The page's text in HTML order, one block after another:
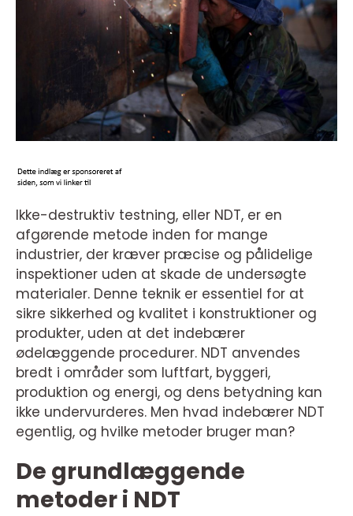
Ikke-destruktiv testning, eller NDT, er en
afgørende metode inden for mange
industrier, der kræver præcise og pålidelige
inspektioner uden at skade de undersøgte
materialer. Denne teknik er essentiel for at
sikre sikkerhed og kvalitet i konstruktioner og
produkter, uden at det indebærer
ødelæggende procedurer. NDT anvendes
bredt i områder som luftfart, byggeri,
produktion og energi, og dens betydning kan
ikke undervurderes. Men hvad indebærer NDT
egentlig, og hvilke metoder bruger man?
De grundlæggende
metoder i NDT